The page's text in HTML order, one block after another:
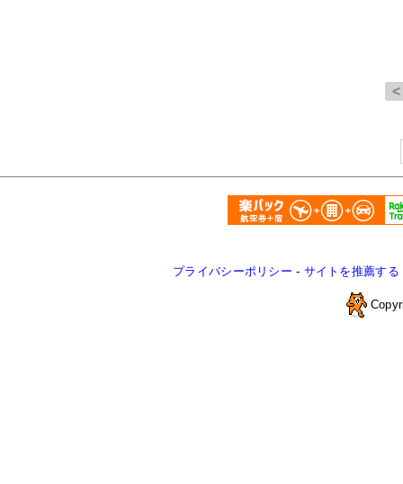
プライバシーポリシー - サイトを推薦する